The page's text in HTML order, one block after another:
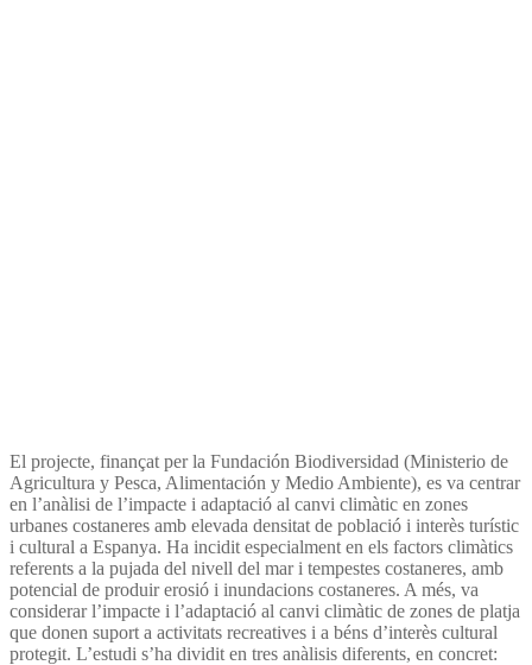
El projecte, finançat per la Fundación Biodiversidad (Ministerio de
Agricultura y Pesca, Alimentación y Medio Ambiente), es va centrar
en l’anàlisi de l’impacte i adaptació al canvi climàtic en zones
urbanes costaneres amb elevada densitat de població i interès turístic
i cultural a Espanya. Ha incidit especialment en els factors climàtics
referents a la pujada del nivell del mar i tempestes costaneres, amb
potencial de produir erosió i inundacions costaneres. A més, va
considerar l’impacte i l’adaptació al canvi climàtic de zones de platja
que donen suport a activitats recreatives i a béns d’interès cultural
protegit. L’estudi s’ha dividit en tres anàlisis diferents, en concret: